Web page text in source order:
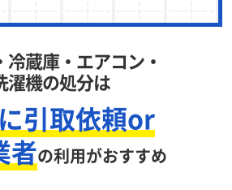
冷蔵庫・エアコン・
濯機の処分は
引取依頼or
者の利用がおすすめ